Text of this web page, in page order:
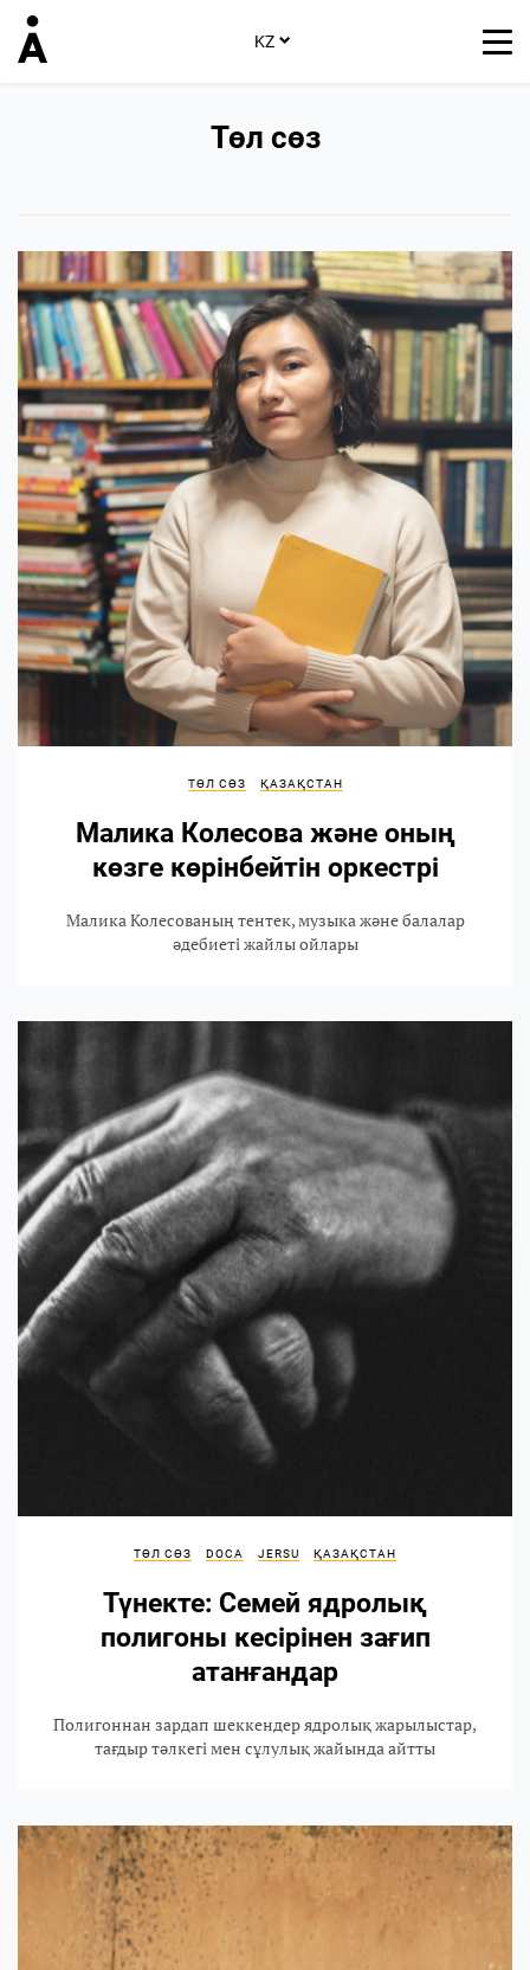
KZ
Төл сөз
ТӨЛ СӨЗ ҚАЗАҚСТАН
Малика Колесова және оның
көзге көрінбейтін оркестрі
Малика Колесованың тентек, музыка және балалар
әдебиеті жайлы ойлары
ТӨЛ СӨЗ DOCA JERSU ҚАЗАҚСТАН
Түнекте: Семей ядролық
полигоны кесірінен зағип
атанғандар
Полигоннан зардап шеккендер ядролық жарылыстар,
тағдыр тәлкегі мен сұлулық жайында айтты